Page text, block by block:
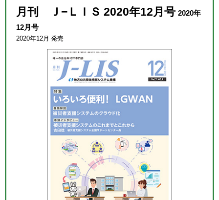
月刊 Ｊ−ＬＩＳ 2020年12月号 2020年
12月号
2020年12月 発売